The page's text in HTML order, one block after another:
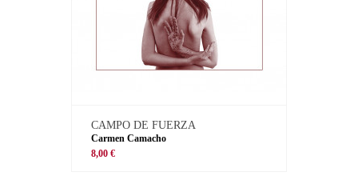
CAMPO DE FUERZA
Carmen Camacho
8,00 €